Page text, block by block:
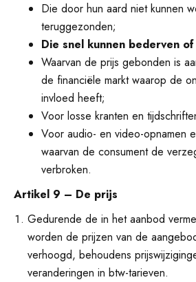
Die door hun aard niet kunnen
teruggezonden;
Die snel kunnen bederven
Waarvan de prijs gebonden is
de financiële markt waarop de
invloed heeft;
Voor losse kranten en
Voor audio- en video-opnamen
waarvan de consument de
verbroken.
Artikel 9 – De prijs
Gedurende de in het aanbod
worden de prijzen van de
verhoogd, behoudens
veranderingen in btw-tarieven.